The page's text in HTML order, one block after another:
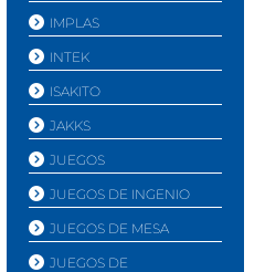
IMPLAS
INTEK
ISAKITO
JAKKS
JUEGOS
JUEGOS DE INGENIO
JUEGOS DE MESA
JUEGOS DE